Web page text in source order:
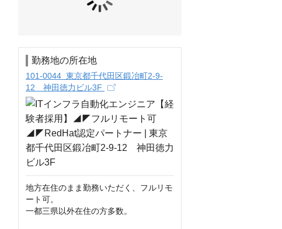
勤務地の所在地
101-0044 東京都千代田区鍛冶町2-9-
12 神田徳力ビル3F
地方在住のまま勤務いただく、フルリモ
ート可。
一都三県以外在住の方多数。